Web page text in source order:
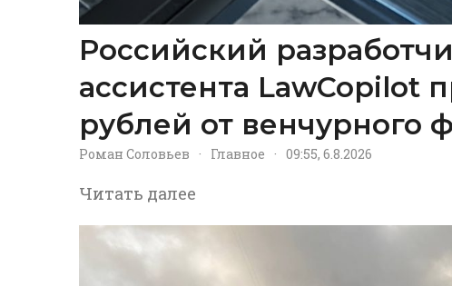
Российский
ассистента LawCopilot
рублей от венчурного
Роман Соловьев · Главное · 09:55, 6.8.2026
Читать далее